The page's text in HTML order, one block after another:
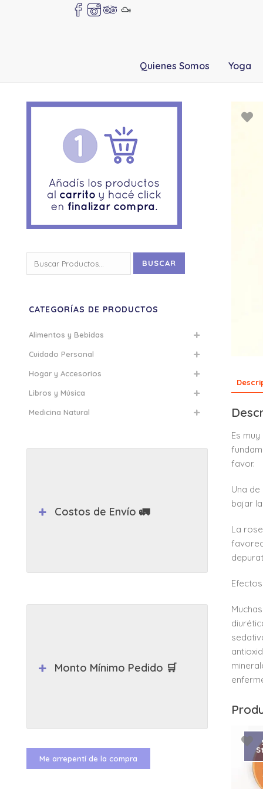
Quienes Somos Yoga
Es
favor.
Una
bajar
La
por:
BUSCAR
CATEGORÍAS DE PRODUCTOS
Alimentos y Bebidas
Cuidado Personal
Hogar y Accesorios
Libros y Música
Medicina Natural
Costos de Envío 🚛
Monto Mínimo Pedido 🛒
Me arrepentí de la compra